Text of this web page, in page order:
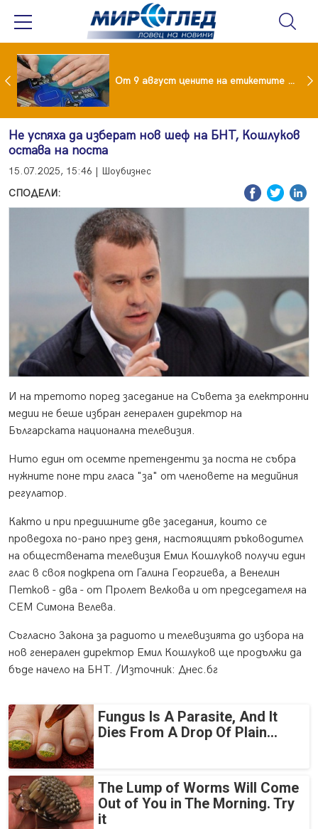
Проект за изграждане на 13-етажна "мегаджамия" разгневи жителите на Лондон От 9 август цените на етикетите само в евро
Не успяха да изберат нов шеф на БНТ, Кошлуков
остава на поста
15.07.2025, 15:46 | Шоубизнес
СПОДЕЛИ:
И на третото поред заседание на Съвета за електронни
медии не беше избран генерален директор на
Българската национална телевизия.
Нито един от осемте претенденти за поста не събра
нужните поне три гласа "за" от членовете на медийния
регулатор.
Както и при предишните две заседания, които се
проведоха по-рано през деня, настоящият ръководител
на обществената телевизия Емил Кошлуков получи един
глас в своя подкрепа от Галина Георгиева, а Венелин
Петков - два - от Пролет Велкова и от председателя на
СЕМ Симона Велева.
Съгласно Закона за радиото и телевизията до избора на
нов генерален директор Емил Кошлуков ще продължи да
бъде начело на БНТ. /Източник: Днес.бг
Fungus Is A Parasite, And It
Dies From A Drop Of Plain...
The Lump of Worms Will Come
Out of You in The Morning. Try
it